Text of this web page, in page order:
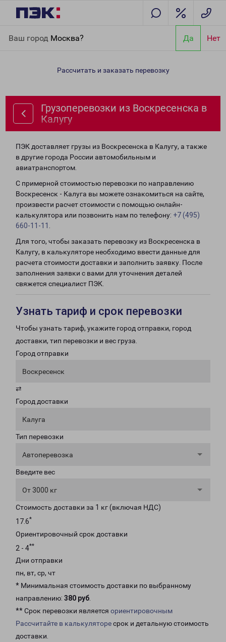
Ваш город Москва? Да Нет
Калугу
Рассчитать и заказать перевозку
Грузоперевозки из Воскресенска в
Калугу
ПЭК доставляет грузы из Воскресенска в Калугу, а также
в другие города России автомобильным и
авиатранспортом.
С примерной стоимостью перевозки по направлению
Воскресенск - Калуга вы можете ознакомиться на сайте,
произвести расчет стоимости с помощью онлайн-
калькулятора или позвонить нам по телефону: +7 (495)
660-11-11
Для того, чтобы заказать перевозку из Воскресенска в
Калугу, в калькуляторе необходимо ввести данные для
расчета стоимости доставки и заполнить заявку. После
заполнения заявки с вами для уточнения деталей
свяжется специалист ПЭК.
Узнать тариф и срок перевозки
Чтобы узнать тариф, укажите город отправки, город
доставки, тип перевозки и вес груза.
Город отправки
Воскресенск
⇄
Город доставки
Калуга
Тип перевозки
Автоперевозка
Введите вес
От 3000 кг
Стоимость доставки за 1 кг (включая НДС)
17.6*
Ориентировочный срок доставки
2 - 4**
Дни отправки
пн, вт, ср, чт
* Минимальная стоимость доставки по выбранному
направлению: 380 руб.
** Срок перевозки является ориентировочным
Рассчитайте в калькуляторесрок и детальную стоимость
доставки.